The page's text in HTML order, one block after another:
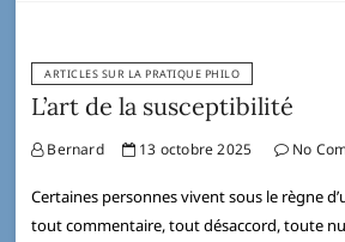
ARTICLES SUR LA PRATIQUE PHILO
L’art de la susceptibilité
Bernard 13 octobre 2025 No
Certaines personnes vivent sous le règne
tout commentaire, tout désaccord, toute